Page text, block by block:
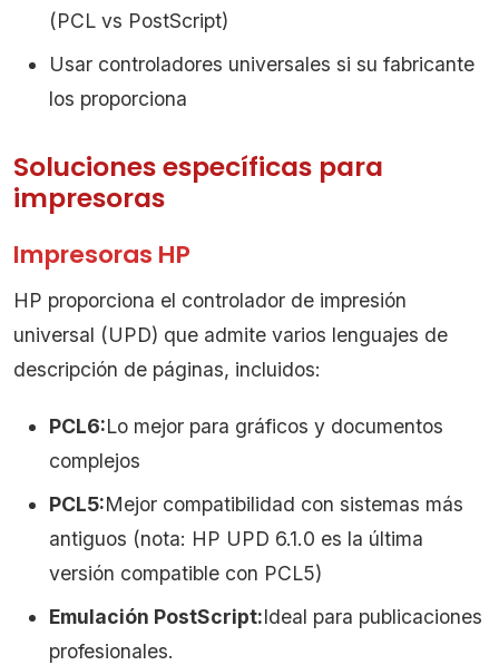
(PCL vs PostScript)
Usar controladores universales si su fabricante
los proporciona
Soluciones específicas para
impresoras
Impresoras HP
HP proporciona el controlador de impresión
universal (UPD) que admite varios lenguajes de
descripción de páginas, incluidos:
PCL6:Lo mejor para gráficos y documentos
complejos
PCL5:Mejor compatibilidad con sistemas más
antiguos (nota: HP UPD 6.1.0 es la última
versión compatible con PCL5)
Emulación PostScript:Ideal para publicaciones
profesionales.